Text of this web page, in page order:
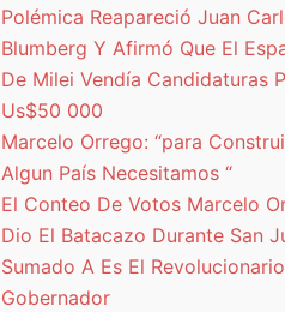
Polémica Reapareció Juan
Blumberg Y Afirmó Que El
De Milei Vendía Candidaturas
Us$50 000
Marcelo Orrego: “para
Algun País Necesitamos “
El Conteo De Votos Marcelo
Dio El Batacazo Durante San
Sumado A Es El Revolucionario
Gobernador